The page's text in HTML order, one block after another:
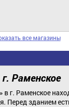
все магазины
Раменское
в г. Раменское
Перед зданием